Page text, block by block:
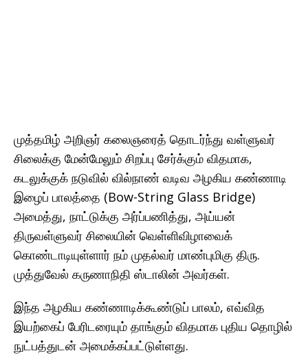
முத்தமிழ் அறிஞர் கலைஞரைத் தொடர்ந்து வள்ளுவர்
சிலைக்கு மேன்மேலும் சிறப்பு சேர்க்கும் விதமாக,
கடலுக்குக் நடுவில் வில்நாண் வடிவ அழகிய கண்ணாடி
இழைப் பாலத்தை (Bow-String Glass Bridge)
அமைத்து, நாட்டுக்கு அர்ப்பணித்து, அய்யன்
திருவள்ளுவர் சிலையின் வெள்ளிவிழாவைக்
கொண்டாடியுள்ளார் நம் முதல்வர் மாண்புமிகு திரு.
முத்துவேல் கருணாநிதி ஸ்டாலின் அவர்கள்.
இந்த அழகிய கண்ணாடிக்கூண்டுப் பாலம், எவ்வித
இயற்கைப் பேரிடரையும் தாங்கும் விதமாக புதிய தொழில்
நுட்பத்துடன் அமைக்கப்பட்டுள்ளது.